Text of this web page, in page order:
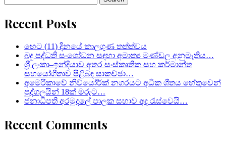
for:
Recent Posts
හෙට (11) දිනයේ කාලගුණ තත්ත්වය
බදු පද්ධති සංශෝධන සඳහා අමාත්‍ය මණ්ඩල අනුමැතිය…
ශ්‍රී ලංකා–ඉන්දියාව අතර සංස්කෘතික සහ කර්මාන්ත
සහයෝගීතාව පිළිබඳ සාකච්ඡා…
අමෙරිකාවේ නිව්යෝර්ක් නගරයට අධික ශීතය හේතුවෙන්
පුද්ගලයින් 18ක් මරුට…
ජනාධිපති අරමුදලේ පාලක සභාව අද රැස්වෙයි…
Recent Comments